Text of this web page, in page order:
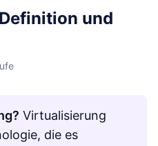
und
Virtualisierung
die es